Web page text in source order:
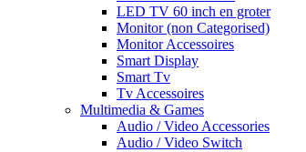
LED TV 60 inch en groter
Monitor (non Categorised)
Monitor Accessoires
Smart Display
Smart Tv
Tv Accessoires
Multimedia & Games
Audio / Video Accessories
Audio / Video Switch